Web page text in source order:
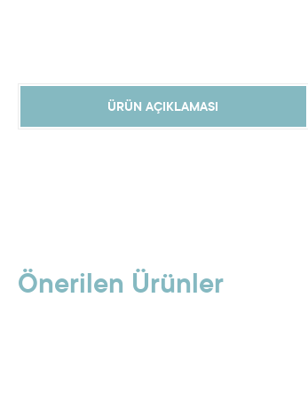
ÜRÜN AÇIKLAMASI
Önerilen Ürünler